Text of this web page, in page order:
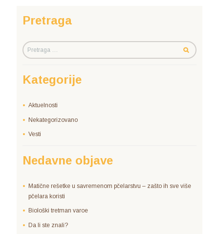
Pretraga
Kategorije
Aktuelnosti
Nekategorizovano
Vesti
Nedavne objave
Matične rešetke u savremenom pčelarstvu – zašto ih sve više
pčelara koristi
Biološki tretman varoe
Da li ste znali?